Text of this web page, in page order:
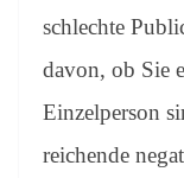
schlechte
davon, ob Sie
Einzelperson
reichende